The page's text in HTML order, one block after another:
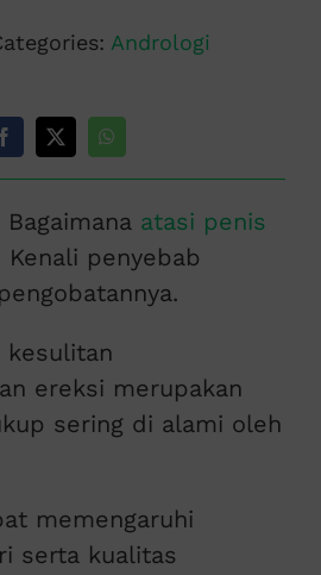
Andrologi
Bagaimana atasi penis
Kenali penyebab
kesulitan
ereksi merupakan
sering di alami oleh
memengaruhi
serta kualitas